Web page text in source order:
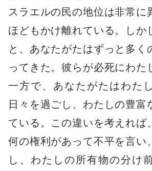
スラエルの民の地位は非常に
ほどもかけ離れている。しか
と、あなたがたはずっと多く
ってきた。彼らが必死にわた
一方で、あなたがたはわた
日々を過ごし、わたしの豊富
ている。この違いを考えれば
何の権利があって不平を言い
し、わたしの所有物の分け